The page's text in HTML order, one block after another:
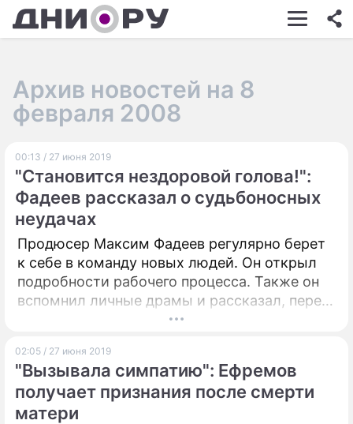
ШОУ-БИЗНЕС
КИНО
ЭКОНОМИКА
СОННИК
СТИЛЬ ЖИЗНИ
ПРЕСС-РЕЛИЗЫ
Архив новостей на 8
февраля 2008
00:13 / 27 июня 2019
"Становится нездоровой голова!":
Фадеев рассказал о судьбоносных
неудачах
Продюсер Максим Фадеев регулярно берет
к себе в команду новых людей. Он открыл
подробности рабочего процесса. Также он
вспомнил личные драмы и рассказал, перед
кем до сих пор чувствует вину.
02:05 / 27 июня 2019
"Вызывала симпатию": Ефремов
получает признания после смерти
матери